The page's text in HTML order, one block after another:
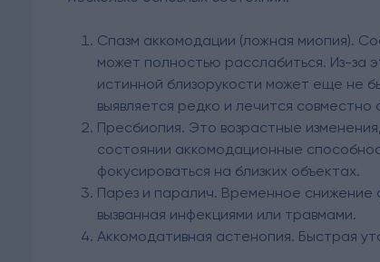
Спазм аккомодации (ложная миопия).
может полностью расслабиться. Из-за
истинной близорукости может еще не
выявляется редко и лечится совместно
Пресбиопия. Это возрастные
состоянии аккомодационные
фокусироваться на близких объектах.
Парез и паралич. Временное снижение
вызванная инфекциями или травмами.
Аккомодативная астенопия. Быстрая